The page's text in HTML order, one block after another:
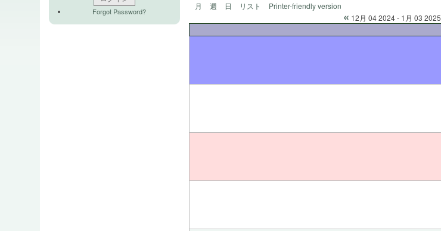
Forgot Password?
月 週 日 リスト Printer-friendly version
« 12月 04 2024 - 1月 03 2025